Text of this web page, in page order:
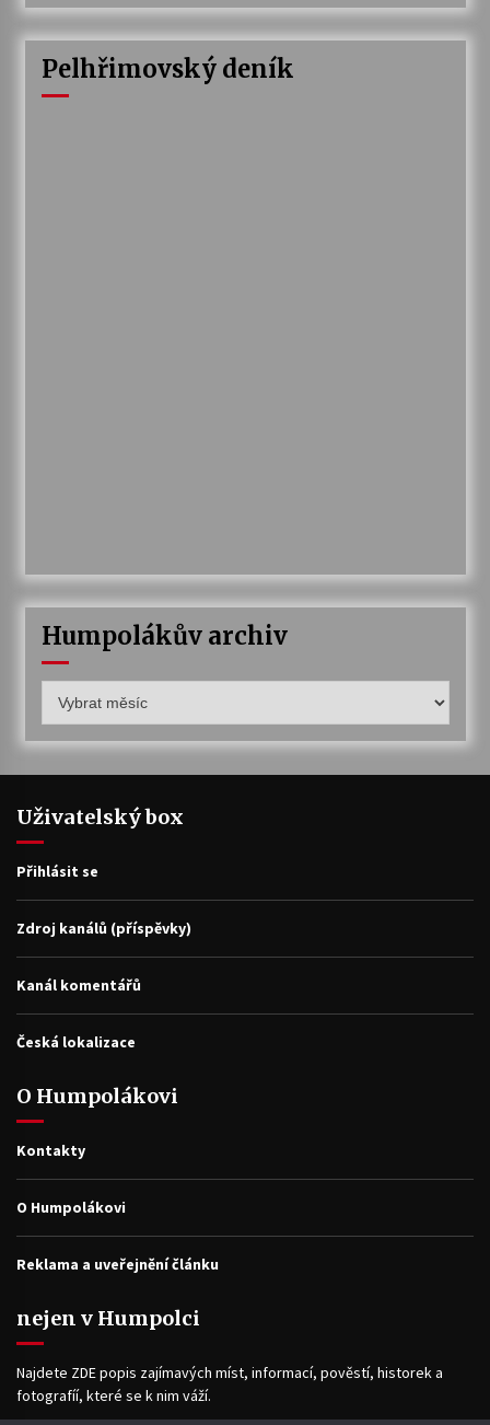
Pelhřimovský deník
Humpolákův archiv
archiv
Uživatelský box
Přihlásit se
Zdroj kanálů (příspěvky)
Kanál komentářů
Česká lokalizace
O Humpolákovi
Kontakty
O Humpolákovi
Reklama a uveřejnění článku
nejen v Humpolci
Najdete ZDE popis zajímavých míst, informací, pověstí, historek a
fotografíí, které se k nim váží.